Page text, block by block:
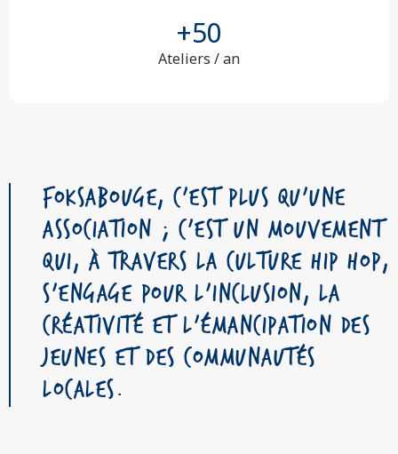
+50
Ateliers / an
Foksabouge, c'est plus qu'une
association ; c'est un mouvement
qui, à travers la culture Hip Hop,
s'engage pour l'inclusion, la
créativité et l'émancipation des
jeunes et des communautés
locales.